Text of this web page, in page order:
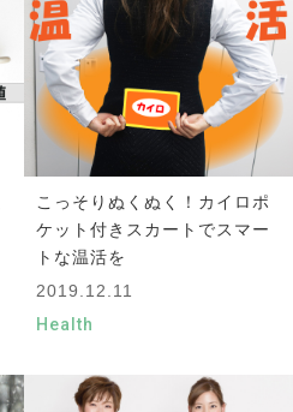
こっそりぬくぬく！カイロポ
ケット付きスカートでスマー
トな温活を
2019.12.11
Health